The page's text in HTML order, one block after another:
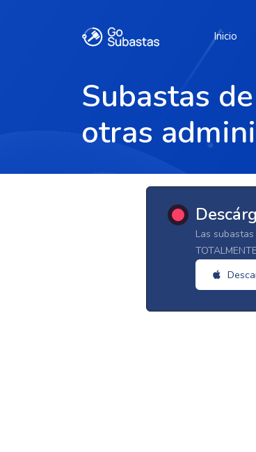
Inicio
Subastas
otras
Las